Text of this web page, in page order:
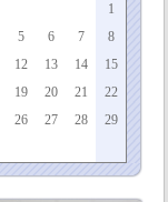
1
5 6 7
8
12 13 14
15
19 20 21
22
26 27 28
29